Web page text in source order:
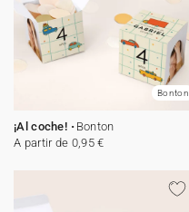
Bonton
¡Al coche!
Bonton
A partir de 0,95 €